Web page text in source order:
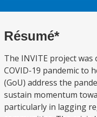
Résumé*
The INVITE project
COVID-19 pandemic to
(GoU) address the
sustain momentum
particularly in lagging